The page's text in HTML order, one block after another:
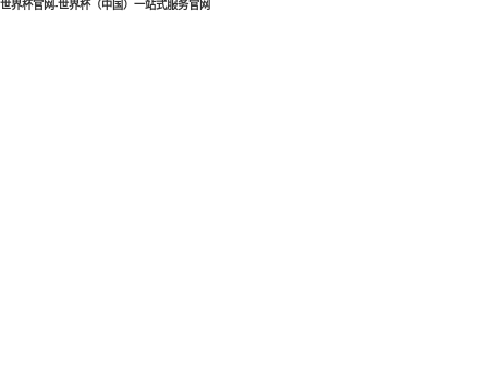
世界杯官网-世界杯（中国）一站式服务官网